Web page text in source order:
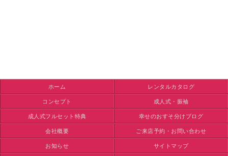
ホーム
レンタルカタログ
コンセプト
成人式・振袖
成人式フルセット特典
幸せのおすそ分けブログ
会社概要
ご来店予約・お問い合わせ
お知らせ
サイトマップ